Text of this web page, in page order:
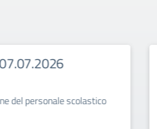
del personale scolastico